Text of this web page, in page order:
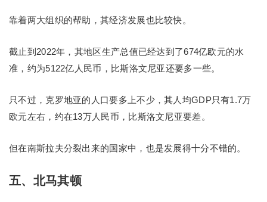
靠着两大组织的帮助，其经济发展也比较快。
截止到2022年，其地区生产总值已经达到了674亿欧元的水
准，约为5122亿人民币，比斯洛文尼亚还要多一些。
只不过，克罗地亚的人口要多上不少，其人均GDP只有1.7万
欧元左右，约在13万人民币，比斯洛文尼亚要差。
但在南斯拉夫分裂出来的国家中，也是发展得十分不错的。
五、北马其顿